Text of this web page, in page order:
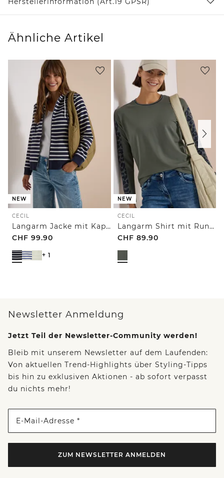
Ähnliche Artikel
NEW
CECIL
Langarm Jacke mit Kapuze und Struktur
CHF 99.90
+ 1
NEW
CECIL
Langarm Shirt mit Rundhals und Leo-Details
CHF 89.90
Newsletter Anmeldung
Jetzt Teil der Newsletter-Community werden!
Bleib mit unserem Newsletter auf dem Laufenden:
Von aktuellen Trend-Highlights über Styling-Tipps
bis hin zu exklusiven Aktionen - ab sofort verpasst
du nichts mehr!
E-Mail-Adresse *
ZUM NEWSLETTER ANMELDEN